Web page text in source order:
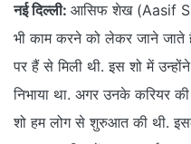
नई दिल्ली: आसिफ शेख (Aasif
भी काम करने को लेकर जाने जाते
पर हैं से मिली थी. इस शो में उन्होंने
निभाया था. अगर उनके करियर
शो हम लोग से शुरुआत की थी.